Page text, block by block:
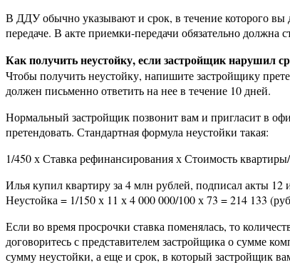
В ДДУ обычно указывают и срок, в течение которого вы
передаче. В акте приемки-передачи обязательно
Как получить неустойку, если застройщик нарушил
Чтобы получить неустойку, напишите застройщику
должен письменно ответить на нее в течение 10 дней.
Нормальный застройщик позвонит вам и пригласит в
претендовать. Стандартная формула неустойки такая:
1/450 х Ставка рефинансирования х Стоимость
Илья купил квартиру за 4 млн рублей, подписал акты
Неустойка = 1/150 х 11 х 4 000 000/100 х 73 = 214 133
Если во время просрочки ставка поменялась, то
договоритесь с представителем застройщика о сумме
сумму неустойки, а еще и срок, в который застройщик